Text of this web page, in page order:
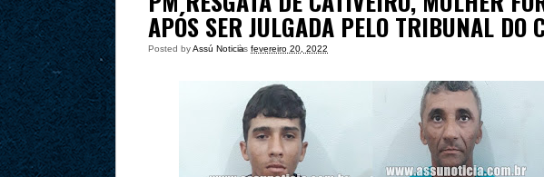
APÓS SER JULGADA PELO TRIBUNAL DO
Posted byAssú Noticia
às fevereiro 20, 2022